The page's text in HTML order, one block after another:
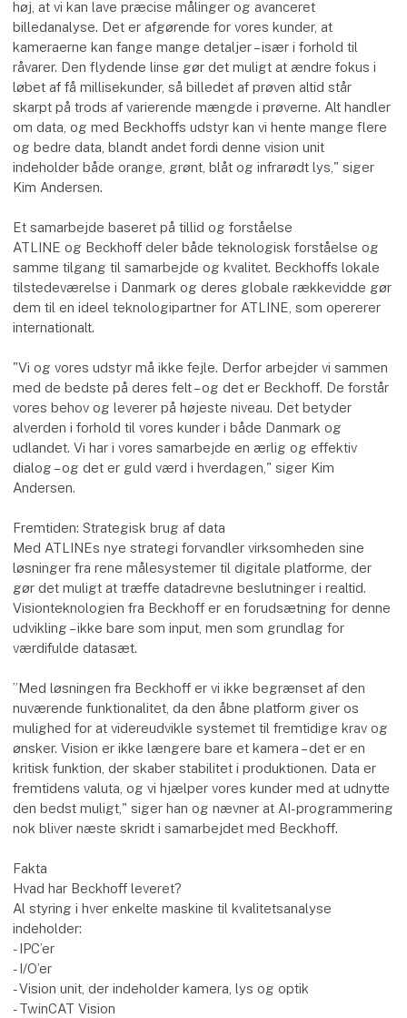
høj, at vi kan lave præcise målinger og avanceret
billedanalyse. Det er afgørende for vores kunder, at
kameraerne kan fange mange detaljer – især i forhold til
råvarer. Den flydende linse gør det muligt at ændre fokus i
løbet af få millisekunder, så billedet af prøven altid står
skarpt på trods af varierende mængde i prøverne. Alt handler
om data, og med Beckhoffs udstyr kan vi hente mange flere
og bedre data, blandt andet fordi denne vision unit
indeholder både orange, grønt, blåt og infrarødt lys," siger
Kim Andersen.
Et samarbejde baseret på tillid og forståelse
ATLINE og Beckhoff deler både teknologisk forståelse og
samme tilgang til samarbejde og kvalitet. Beckhoffs lokale
tilstedeværelse i Danmark og deres globale rækkevidde gør
dem til en ideel teknologipartner for ATLINE, som opererer
internationalt.
"Vi og vores udstyr må ikke fejle. Derfor arbejder vi sammen
med de bedste på deres felt – og det er Beckhoff. De forstår
vores behov og leverer på højeste niveau. Det betyder
alverden i forhold til vores kunder i både Danmark og
udlandet. Vi har i vores samarbejde en ærlig og effektiv
dialog – og det er guld værd i hverdagen," siger Kim
Andersen.
Fremtiden: Strategisk brug af data
Med ATLINEs nye strategi forvandler virksomheden sine
løsninger fra rene målesystemer til digitale platforme, der
gør det muligt at træffe datadrevne beslutninger i realtid.
Visionteknologien fra Beckhoff er en forudsætning for denne
udvikling – ikke bare som input, men som grundlag for
værdifulde datasæt.
”Med løsningen fra Beckhoff er vi ikke begrænset af den
nuværende funktionalitet, da den åbne platform giver os
mulighed for at videreudvikle systemet til fremtidige krav og
ønsker. Vision er ikke længere bare et kamera – det er en
kritisk funktion, der skaber stabilitet i produktionen. Data er
fremtidens valuta, og vi hjælper vores kunder med at udnytte
den bedst muligt," siger han og nævner at AI-programmering
nok bliver næste skridt i samarbejdet med Beckhoff.
Fakta
Hvad har Beckhoff leveret?
Al styring i hver enkelte maskine til kvalitetsanalyse
indeholder:
- IPC’er
- I/O’er
- Vision unit, der indeholder kamera, lys og optik
- TwinCAT Vision